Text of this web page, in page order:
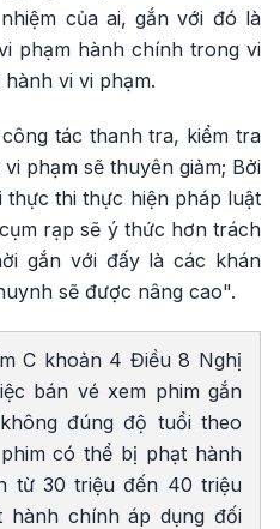
của ai, gắn với đó là
phạm hành chính trong vi
vi vi phạm.
tác thanh tra, kiểm tra
phạm sẽ thuyên giảm; Bởi
thi thực hiện pháp luật
rạp sẽ ý thức hơn trách
gắn với đấy là các khán
sẽ được nâng cao".
C khoản 4 Điều 8 Nghị
bán vé xem phim gắn
đúng độ tuổi theo
có thể bị phạt hành
từ 30 triệu đến 40 triệu
chính áp dụng đối